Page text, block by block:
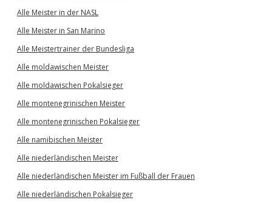
Alle Meister in der NASL
Alle Meister in San Marino
Alle Meistertrainer der Bundesliga
Alle moldawischen Meister
Alle moldawischen Pokalsieger
Alle montenegrinischen Meister
Alle montenegrinischen Pokalsieger
Alle namibischen Meister
Alle niederländischen Meister
Alle niederländischen Meister im Fußball der Frauen
Alle niederländischen Pokalsieger